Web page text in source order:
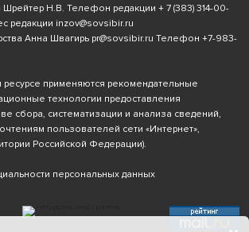
Шрейтер Н.В. Телефон редакции + 7 (383) 314-00-
редакции inzov@sovsibir.ru
Анна Швагирь pr@sovsibir.ru Телефон +7-983-
применяются рекомендательные
технологии предоставления
сбора, систематизации и анализа сведений,
пользователей сети «Интернет»,
Российской Федерации).
персональных данных